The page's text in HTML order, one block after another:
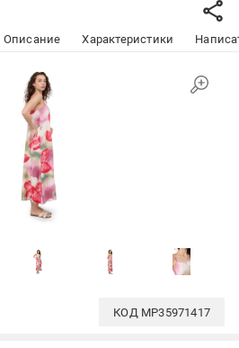
Описание Характеристики
КОД MP35971417